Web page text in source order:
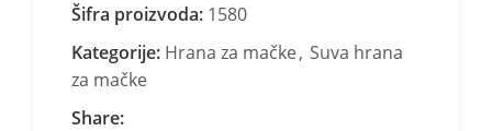
Šifra proizvoda: 1580
Kategorije: Hrana za mačke, Suva hrana
za mačke
Share: